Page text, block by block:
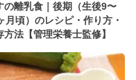
の離乳食｜後期（生後9〜
月頃）のレシピ・作り方・
方法【管理栄養士監修】